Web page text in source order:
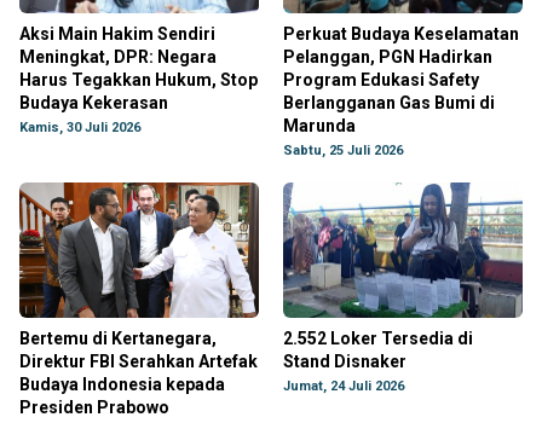
Aksi Main Hakim Sendiri
Meningkat, DPR: Negara
Harus Tegakkan Hukum, Stop
Budaya Kekerasan
Kamis, 30 Juli 2026
Perkuat Budaya Keselamatan
Pelanggan, PGN Hadirkan
Program Edukasi Safety
Berlangganan Gas Bumi di
Marunda
Sabtu, 25 Juli 2026
Bertemu di Kertanegara,
Direktur FBI Serahkan Artefak
Budaya Indonesia kepada
Presiden Prabowo
2.552 Loker Tersedia di
Stand Disnaker
Jumat, 24 Juli 2026